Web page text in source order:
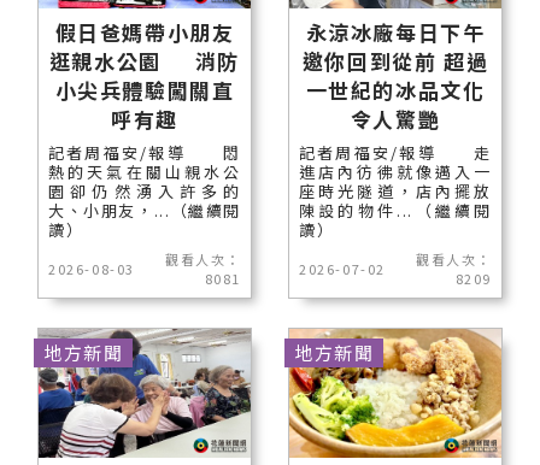
假日爸媽帶小朋友
逛親水公園 消防
小尖兵體驗闖關直
呼有趣
記者周福安/報導 悶
熱的天氣在關山親水公
園卻仍然湧入許多的
大、小朋友，...（繼續閱
讀）
2026-08-03
觀看人次：
8081
永涼冰廠每日下午
邀你回到從前 超過
一世紀的冰品文化
令人驚艷
記者周福安/報導 走
進店內彷彿就像邁入一
座時光隧道，店內擺放
陳設的物件...（繼續閱
讀）
2026-07-02
觀看人次：
8209
地方新聞 地方新聞